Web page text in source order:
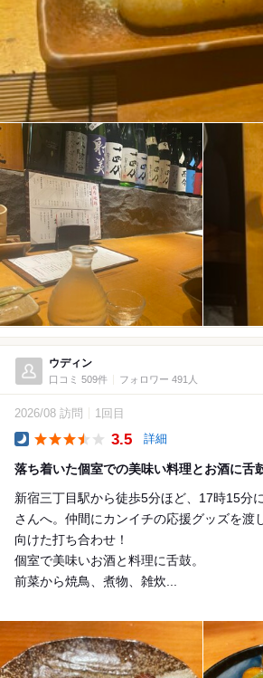
ウディン
口コミ 509件 フォロワー 491人
2026/08 訪問 1回目
3.5 詳細
落ち着いた個室での美味い料理とお酒に舌
新宿三丁目駅から徒歩5分ほど、17時15分
さんへ。仲間にカンイチの応援グッズを渡
向けた打ち合わせ！
個室で美味いお酒と料理に舌鼓。
前菜から焼鳥、煮物、雑炊...